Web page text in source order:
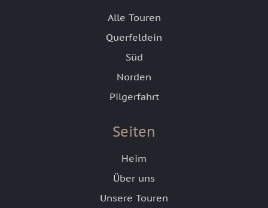
Alle Touren
Querfeldein
Süd
Norden
Pilgerfahrt
Seiten
Heim
Über uns
Unsere Touren